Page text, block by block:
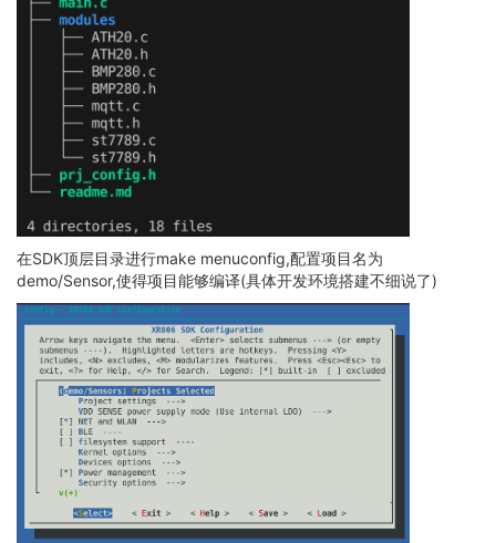
在SDK顶层目录进行make menuconfig,配置项目名为
demo/Sensor,使得项目能够编译(具体开发环境搭建不细说了)